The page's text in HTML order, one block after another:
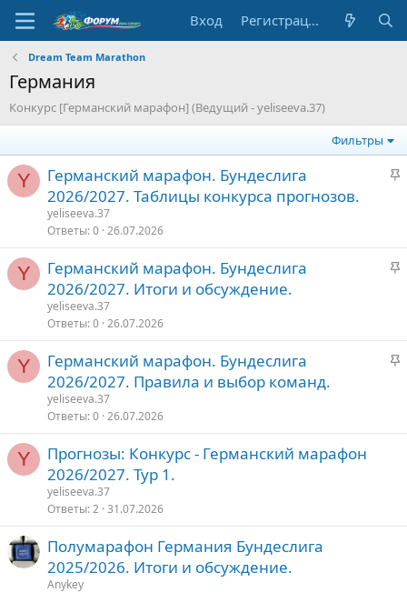
Вход Регистрация
Dream Team Marathon
Германия
Конкурс [Германский марафон] (Ведущий - yeliseeva.37)
Фильтры
Y
З
е
п
о
Германский марафон. Бундеслига
2026/2027. Таблицы конкурса прогнозов.
yeliseeva.37
Ответы 0 26.07.2026
Y
З
е
п
о
Германский марафон. Бундеслига
2026/2027. Итоги и обсуждение.
yeliseeva.37
Ответы 0 26.07.2026
Y
З
е
о
Германский марафон. Бундеслига
2026/2027. Правила и выбор команд.
yeliseeva.37
Ответы 0 26.07.2026
Y
Прогнозы: Конкурс - Германский марафон
2026/2027. Тур 1.
yeliseeva.37
Ответы 2 31.07.2026
Полумарафон Германия Бундеслига
2025/2026. Итоги и обсуждение.
Anykey